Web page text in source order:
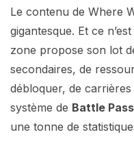
Le contenu de Where
gigantesque. Et ce
zone propose son lot
secondaires, de
débloquer, de
système de Battle Pass
une tonne de